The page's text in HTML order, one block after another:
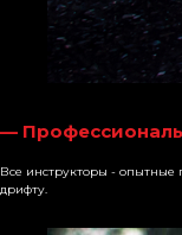
—
Все инструкторы - опытные
дрифту.